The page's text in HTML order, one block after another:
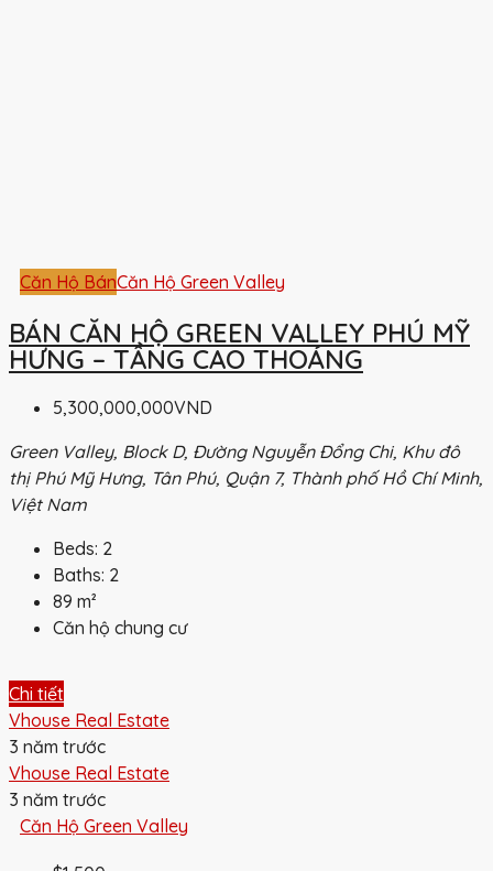
Căn Hộ BánCăn Hộ Green Valley
BÁN CĂN HỘ GREEN VALLEY PHÚ MỸ
HƯNG – TẦNG CAO THOÁNG
5,300,000,000VND
Green Valley, Block D, Đường Nguyễn Đổng Chi, Khu đô
thị Phú Mỹ Hưng, Tân Phú, Quận 7, Thành phố Hồ Chí Minh,
Việt Nam
Beds: 2
Baths: 2
89 m²
Căn hộ chung cư
Chi tiết
Vhouse Real Estate
3 năm trước
Vhouse Real Estate
3 năm trước
Căn Hộ Green Valley